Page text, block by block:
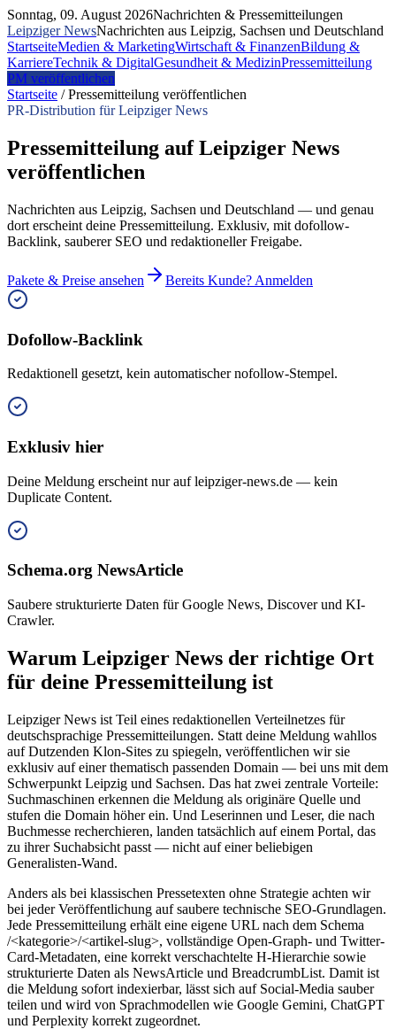
Sonntag, 09. August 2026Nachrichten & Pressemitteilungen
Leipziger NewsNachrichten aus Leipzig, Sachsen und Deutschland
StartseiteMedien & MarketingWirtschaft & FinanzenBildung &
KarriereTechnik & DigitalGesundheit & MedizinPressemitteilung
PM veröffentlichen
Startseite /Pressemitteilung veröffentlichen
PR-Distribution fürLeipziger News
Pressemitteilung auf Leipziger News
veröffentlichen
Nachrichten aus Leipzig, Sachsen und Deutschland — und genau
dort erscheint deine Pressemitteilung. Exklusiv, mit dofollow-
Backlink, sauberer SEO und redaktioneller Freigabe.
Pakete & Preise ansehen Bereits Kunde? Anmelden
Dofollow-Backlink
Redaktionell gesetzt, kein automatischer nofollow-Stempel.
Exklusiv hier
Deine Meldung erscheint nur auf leipziger-news.de — kein
Duplicate Content.
Schema.org NewsArticle
Saubere strukturierte Daten für Google News, Discover und KI-
Crawler.
Warum Leipziger News der richtige Ort
für deine Pressemitteilung ist
Leipziger News ist Teil eines redaktionellen Verteilnetzes für
deutschsprachige Pressemitteilungen. Statt deine Meldung wahllos
auf Dutzenden Klon-Sites zu spiegeln, veröffentlichen wir sie
exklusiv auf einer thematisch passenden Domain — bei uns mit dem
Schwerpunkt Leipzig und Sachsen. Das hat zwei zentrale Vorteile:
Suchmaschinen erkennen die Meldung als originäre Quelle und
stufen die Domain höher ein. Und Leserinnen und Leser, die nach
Buchmesse recherchieren, landen tatsächlich auf einem Portal, das
zu ihrer Suchabsicht passt — nicht auf einer beliebigen
Generalisten-Wand.
Anders als bei klassischen Pressetexten ohne Strategie achten wir
bei jeder Veröffentlichung auf saubere technische SEO-Grundlagen.
Jede Pressemitteilung erhält eine eigene URL nach dem Schema
/<kategorie>/<artikel-slug>, vollständige Open-Graph- und Twitter-
Card-Metadaten, eine korrekt verschachtelte H-Hierarchie sowie
strukturierte Daten als NewsArticle und BreadcrumbList. Damit ist
die Meldung sofort indexierbar, lässt sich auf Social-Media sauber
teilen und wird von Sprachmodellen wie Google Gemini, ChatGPT
und Perplexity korrekt zugeordnet.